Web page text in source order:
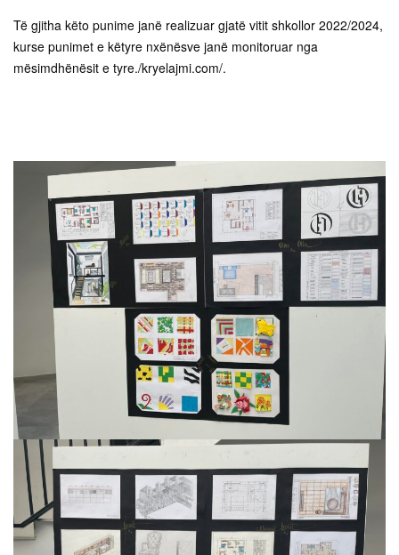
Të gjitha këto punime janë realizuar gjatë vitit shkollor 2022/2024,
kurse punimet e këtyre nxënësve janë monitoruar nga
mësimdhënësit e tyre./kryelajmi.com/.